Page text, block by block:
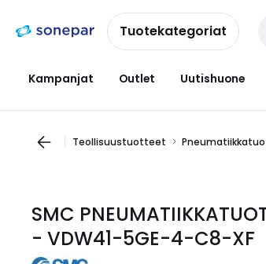
navigointiinsisältöönTuotekategoriat
Kampanjat Outlet Uutishuone
Teollisuustuotteet
SMC
- VDW41-5GE-4-C8-XF